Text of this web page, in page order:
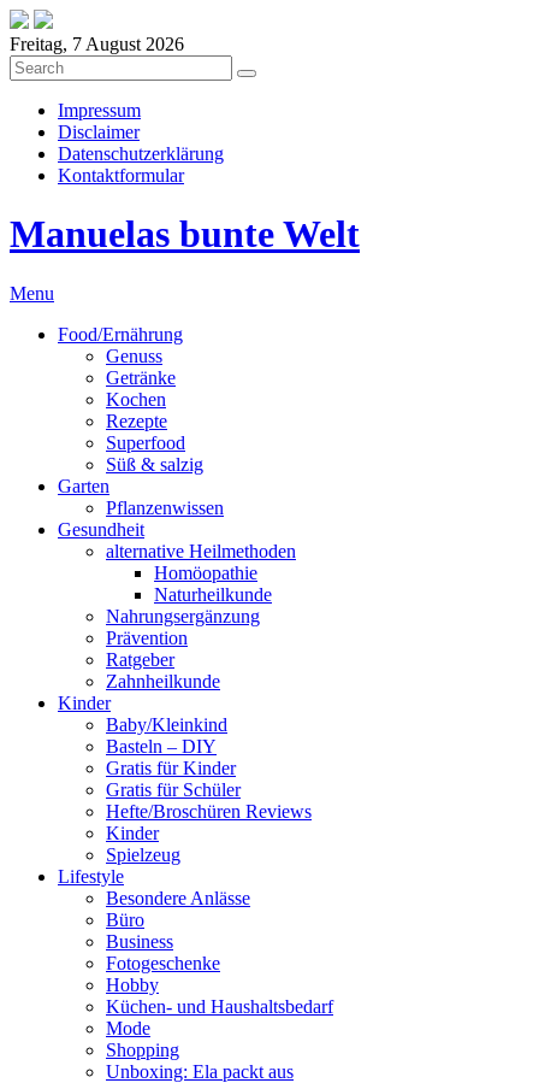
Freitag, 7 August 2026
Impressum
Disclaimer
Datenschutzerklärung
Kontaktformular
Manuelas bunte Welt
Menu
Food/Ernährung
Genuss
Getränke
Kochen
Rezepte
Superfood
Süß & salzig
Garten
Pflanzenwissen
Gesundheit
alternative Heilmethoden
Homöopathie
Naturheilkunde
Nahrungsergänzung
Prävention
Ratgeber
Zahnheilkunde
Kinder
Baby/Kleinkind
Basteln – DIY
Gratis für Kinder
Gratis für Schüler
Hefte/Broschüren Reviews
Kinder
Spielzeug
Lifestyle
Besondere Anlässe
Büro
Business
Fotogeschenke
Hobby
Küchen- und Haushaltsbedarf
Mode
Shopping
Unboxing: Ela packt aus